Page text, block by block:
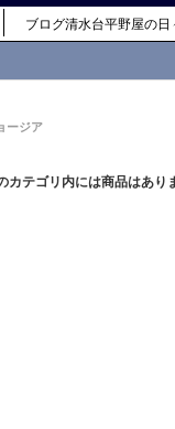
ブログ清水台平野屋の日
ージア
カテゴリ内には商品はあり